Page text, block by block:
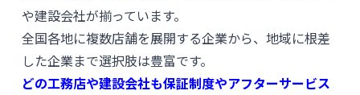
や建設会社が揃っています。
全国各地に複数店舗を展開する企業から、地域に根差
した企業まで選択肢は豊富です。
どの工務店や建設会社も保証制度やアフターサービス